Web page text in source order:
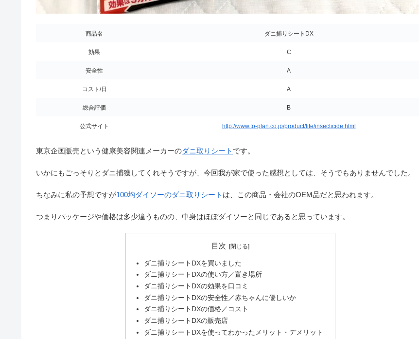
商品名 ダニ捕りシートDX
効果 C
安全性 A
コスト/日 A
総合評価 B
公式サイト http://www.to-plan.co.jp/product/life/insecticide.html
東京企画販売という健康美容関連メーカーのダニ取りシート です。
いかにもごっそりとダニ捕獲してくれそうですが、今回我が家で使った感想としては、そうでもありませんでした。
ちなみに私の予想ですが100均ダイソーのダニ取りシート は、この商品・会社のOEM品だと思われます。
つまりパッケージや価格は多少違うものの、中身はほぼダイソーと同じであると思っています。
目次
ダニ捕りシートDXを買いました
ダニ捕りシートDXの使い方／置き場所
ダニ捕りシートDXの効果を口コミ
ダニ捕りシートDXの安全性／赤ちゃんに優しいか
ダニ捕りシートDXの価格／コスト
ダニ捕りシートDXの販売店
ダニ捕りシートDXを使ってわかったメリット・デメリット